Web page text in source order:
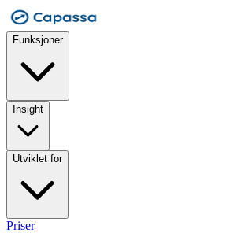
Funksjoner
Insight
Utviklet for
Priser